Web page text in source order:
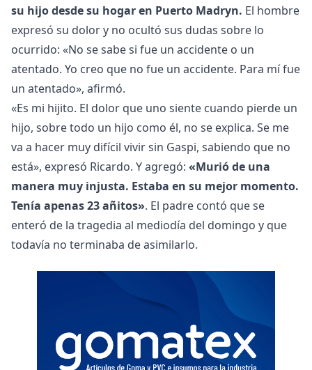
su hijo desde su hogar en Puerto Madryn. El hombre
expresó su dolor y no ocultó sus dudas sobre lo
ocurrido: «No se sabe si fue un accidente o un
atentado. Yo creo que no fue un accidente. Para mí fue
un atentado», afirmó.
«Es mi hijito. El dolor que uno siente cuando pierde un
hijo, sobre todo un hijo como él, no se explica. Se me
va a hacer muy difícil vivir sin Gaspi, sabiendo que no
está», expresó Ricardo. Y agregó: «Murió de una
manera muy injusta. Estaba en su mejor momento.
Tenía apenas 23 añitos». El padre contó que se
enteró de la tragedia al mediodía del domingo y que
todavía no terminaba de asimilarlo.